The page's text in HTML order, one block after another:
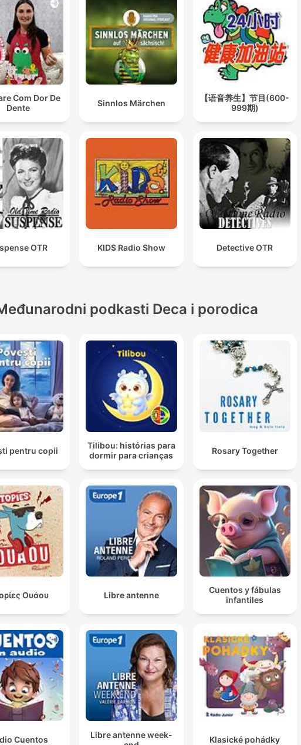
Com Dor De
Dente
Sinnlos Märchen
【语音养生】节目(600-
999期)
OTR KIDS Radio Show Detective OTR
podkasti Deca i porodica
pentru copii
Tilibou: histórias para
dormir para crianças
Rosary Together
Ουάου Libre antenne
Cuentos y fábulas
infantiles
Cuentos
Libre antenne week-
Klasické pohádky